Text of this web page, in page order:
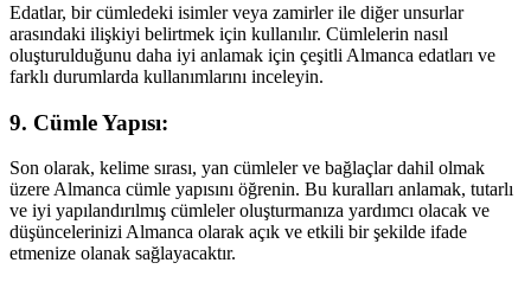
Edatlar, bir cümledeki isimler veya zamirler ile diğer unsurlar
arasındaki ilişkiyi belirtmek için kullanılır. Cümlelerin nasıl
oluşturulduğunu daha iyi anlamak için çeşitli Almanca edatları ve
farklı durumlarda kullanımlarını inceleyin.
9. Cümle Yapısı:
Son olarak, kelime sırası, yan cümleler ve bağlaçlar dahil olmak
üzere Almanca cümle yapısını öğrenin. Bu kuralları anlamak, tutarlı
ve iyi yapılandırılmış cümleler oluşturmanıza yardımcı olacak ve
düşüncelerinizi Almanca olarak açık ve etkili bir şekilde ifade
etmenize olanak sağlayacaktır.